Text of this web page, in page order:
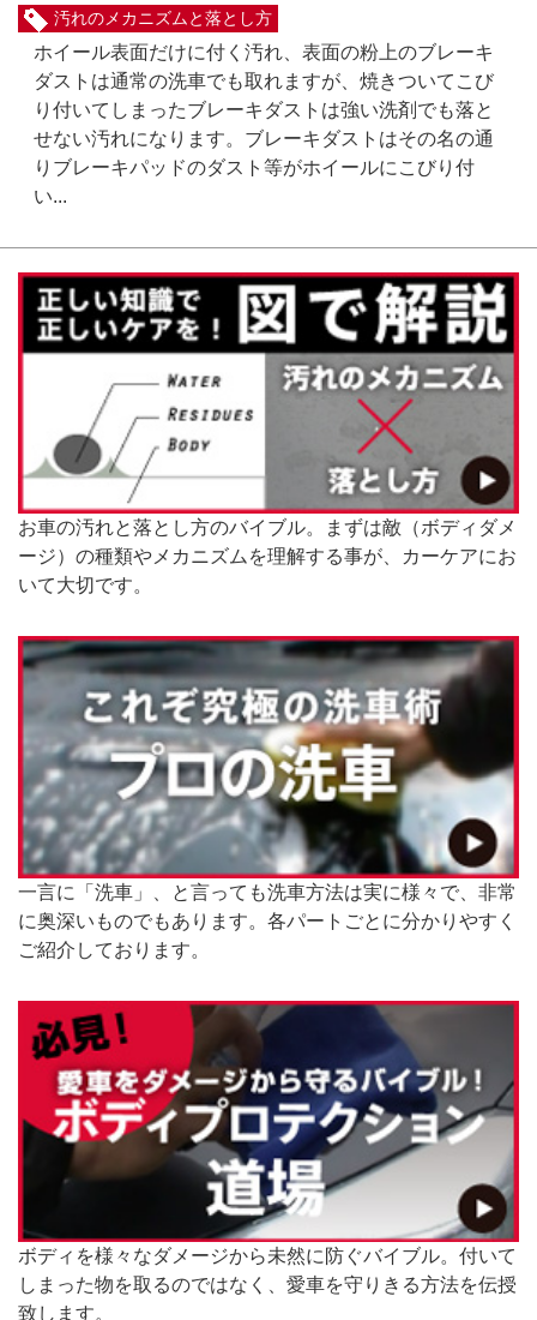
汚れのメカニズムと落とし方
ホイール表面だけに付く汚れ、表面の粉上のブレーキ
ダストは通常の洗車でも取れますが、焼きついてこび
り付いてしまったブレーキダストは強い洗剤でも落と
せない汚れになります。ブレーキダストはその名の通
りブレーキパッドのダスト等がホイールにこびり付
い...
お車の汚れと落とし方のバイブル。まずは敵（ボディダメ
ージ）の種類やメカニズムを理解する事が、カーケアにお
いて大切です。
一言に「洗車」、と言っても洗車方法は実に様々で、非常
に奥深いものでもあります。各パートごとに分かりやすく
ご紹介しております。
ボディを様々なダメージから未然に防ぐバイブル。付いて
しまった物を取るのではなく、愛車を守りきる方法を伝授
致します。